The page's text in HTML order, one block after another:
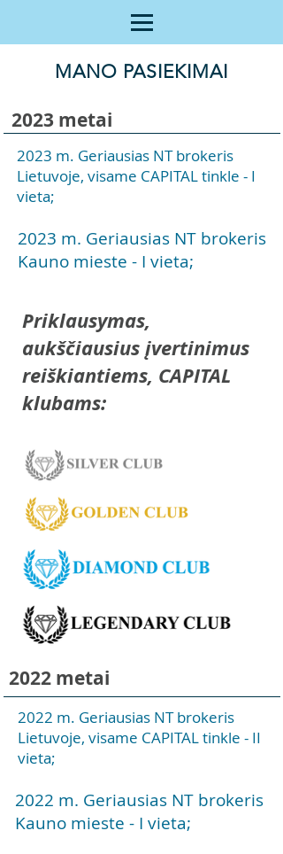
MANO PASIEKIMAI
2023 metai
2023 m. Geriausias NT brokeris
Lietuvoje, visame CAPITAL tinkle - I
vieta;
2023 m. Geriausias NT brokeris
Kauno mieste - I vieta;
Priklausymas,
aukščiausius įvertinimus
reiškiantiems, CAPITAL
klubams:
2022 metai
2022 m. Geriausias NT brokeris
Lietuvoje, visame CAPITAL tinkle - II
vieta;
2022 m. Geriausias NT brokeris
Kauno mieste - I vieta;